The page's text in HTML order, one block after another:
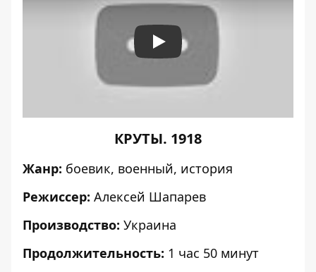
Play
КРУТЫ. 1918
Жанр: боевик, военный, история
Режиссер: Алексей Шапарев
Производство: Украина
Продолжительность: 1 час 50 минут